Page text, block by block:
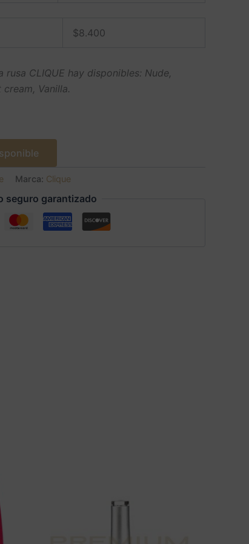
$8.400
CLIQUE hay disponibles: Nude,
Vanilla.
Marca: Clique
seguro garantizado